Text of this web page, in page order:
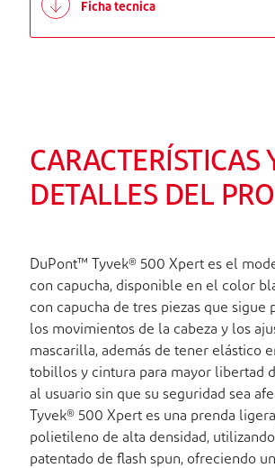
Ficha tecnica
CARACTERÍSTICAS
DETALLES DEL
DuPont™ Tyvek® 500 Xpert es el
con capucha, disponible en el color
con capucha de tres piezas que sigue
los movimientos de la cabeza y los
mascarilla, además de tener elástico
tobillos y cintura para mayor libertad
al usuario sin que su seguridad sea
Tyvek® 500 Xpert es una prenda
polietileno de alta densidad,
patentado de flash spun, ofreciendo